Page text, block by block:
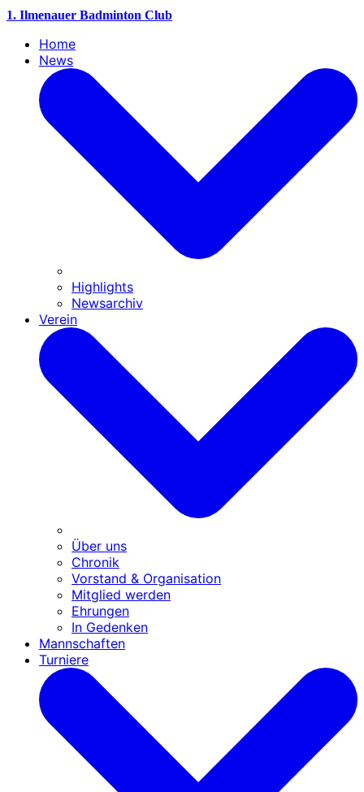
1. Ilmenauer Badminton Club
Home
News
Highlights
Newsarchiv
Verein
Über uns
Chronik
Vorstand & Organisation
Mitglied werden
Ehrungen
In Gedenken
Mannschaften
Turniere